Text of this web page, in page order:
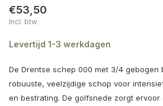
€53,50
Incl. btw
Levertijd 1-3 werkdagen
De Drentse schep 000 met 3/4 gebogen
robuuste, veelzijdige schop voor
en bestrating. De golfsnede zorgt ervoor